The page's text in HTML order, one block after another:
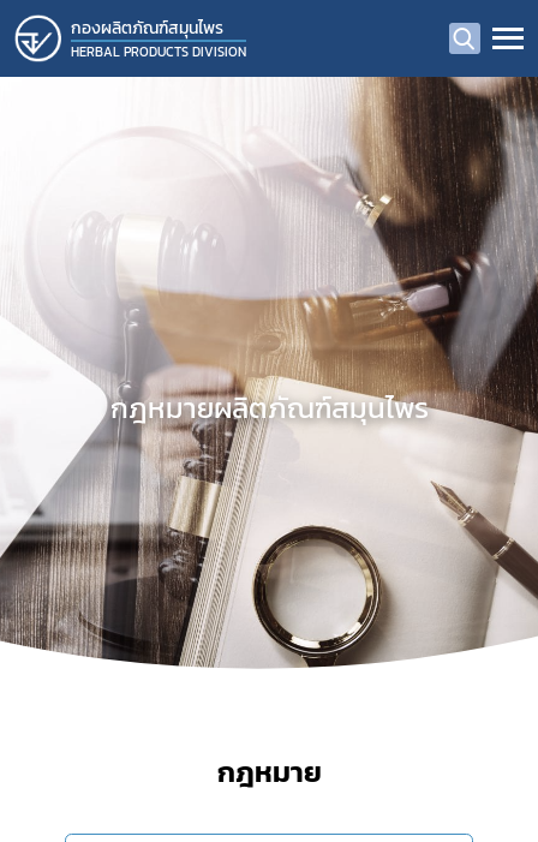
กองผลิตภัณฑ์สมุนไพร
HERBAL PRODUCTS DIVISION
กฎหมายผลิตภัณฑ์สมุนไพร
กฎหมาย